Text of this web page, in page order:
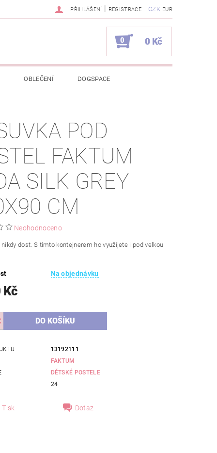
CZK EUR
PŘIHLÁŠENÍ | REGISTRACE
0 0 Kč
OBLEČENÍ DOGSPACE
Z BÉBÉ-JOU
NAPIŠTE NÁM KONTAKTY
POD
FAKTUM
SILK GREY
CM
Neohodnoceno
dost. S tímto kontejnerem ho využijete i pod velkou
Na objednávku
Kč
13192111
FAKTUM
DĚTSKÉ POSTELE
24
Tisk Dotaz